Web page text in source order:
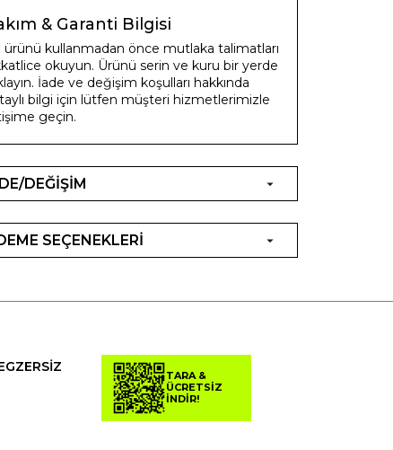
& Garanti Bilgisi
ürünü kullanmadan önce mutlaka talimatları
okuyun. Ürünü serin ve kuru bir yerde
İade ve değişim koşulları hakkında
bilgi için lütfen müşteri hizmetlerimizle
geçin.
DEĞİŞİM
SEÇENEKLERİ
TARA &
ÜCRETSİZ
İNDİR!